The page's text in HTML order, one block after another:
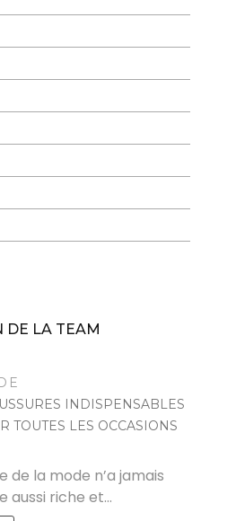
DE LA TEAM
INDISPENSABLES
TOUTES LES OCCASIONS
de la mode n’a jamais
aussi riche et…